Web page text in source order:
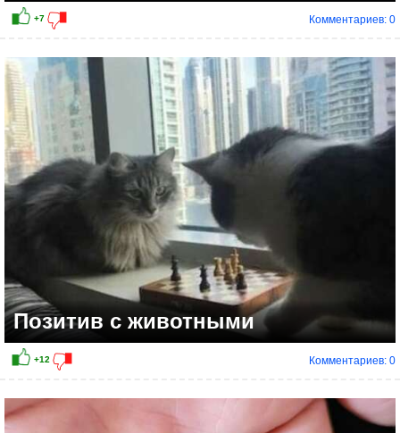
+10
Комментариев: 0
Позитив с животными
Комментариев: 0